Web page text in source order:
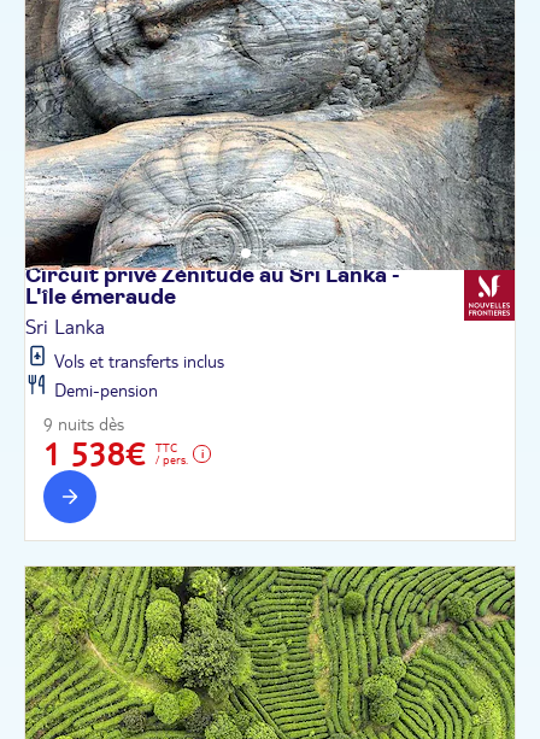
Circuit privé Zénitude au Sri Lanka -
L'île émeraude
Sri Lanka
Vols et transferts inclus
Demi-pension
9 nuits dès
1 538€
TTC
/ pers.